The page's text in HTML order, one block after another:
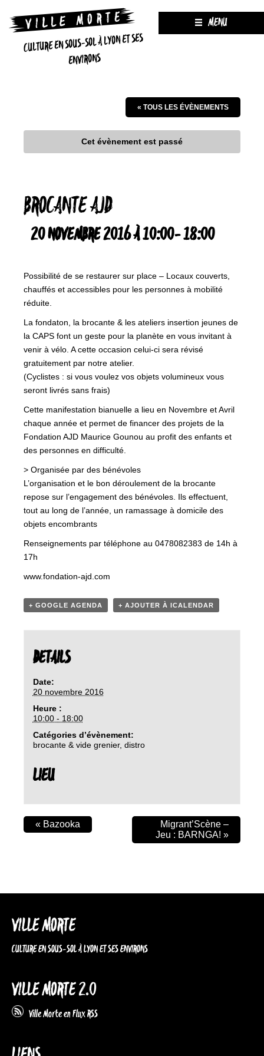
CULTURE EN SOUS-SOL À LYON ET SES
ENVIRONS
MENU
« TOUS LES ÉVÈNEMENTS
Cet évènement est passé
BROCANTE AJD
20 NOVEMBRE 2016 À 10:00-18:00
Possibilité de se restaurer sur place – Locaux couverts,
chauffés et accessibles pour les personnes à mobilité
réduite.
La fondaton, la brocante & les ateliers insertion jeunes de
la CAPS font un geste pour la planète en vous invitant à
venir à vélo. A cette occasion celui-ci sera révisé
gratuitement par notre atelier.
(Cyclistes : si vous voulez vos objets volumineux vous
seront livrés sans frais)
Cette manifestation bianuelle a lieu en Novembre et Avril
chaque année et permet de financer des projets de la
Fondation AJD Maurice Gounou au profit des enfants et
des personnes en difficulté.
> Organisée par des bénévoles
L’organisation et le bon déroulement de la brocante
repose sur l’engagement des bénévoles. Ils effectuent,
tout au long de l’année, un ramassage à domicile des
objets encombrants
Renseignements par téléphone au 0478082383 de 14h à
17h
www.fondation-ajd.com
+ GOOGLE AGENDA + AJOUTER À ICALENDAR
DETAILS
Date:
20 novembre 2016
Heure :
10:00 - 18:00
Catégories d’évènement:
brocante & vide grenier, distro
LIEU
« Bazooka
Migrant’Scène –
Jeu : BARNGA! »
VILLE MORTE
CULTURE EN SOUS-SOL À LYON ET SES ENVIRONS
VILLE MORTE 2.0
Ville Morte en Flux RSS